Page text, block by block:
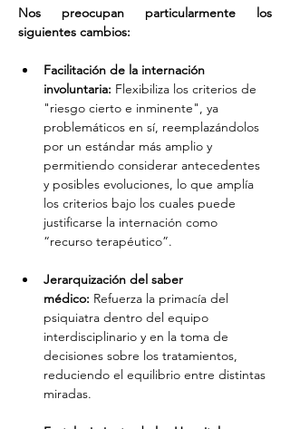
Nos preocupan particularmente los
siguientes cambios:
Facilitación de la internación
involuntaria: Flexibiliza los criterios de
"riesgo cierto e inminente", ya
problemáticos en sí, reemplazándolos
por un estándar más amplio y
permitiendo considerar antecedentes
y posibles evoluciones, lo que amplía
los criterios bajo los cuales puede
justificarse la internación como
“recurso terapéutico”.
Jerarquización del saber
médico: Refuerza la primacía del
psiquiatra dentro del equipo
interdisciplinario y en la toma de
decisiones sobre los tratamientos,
reduciendo el equilibrio entre distintas
miradas.